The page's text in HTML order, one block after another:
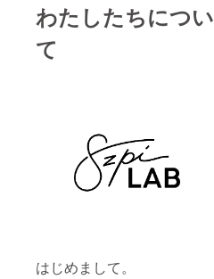
わたしたちについ
て
はじめまして。